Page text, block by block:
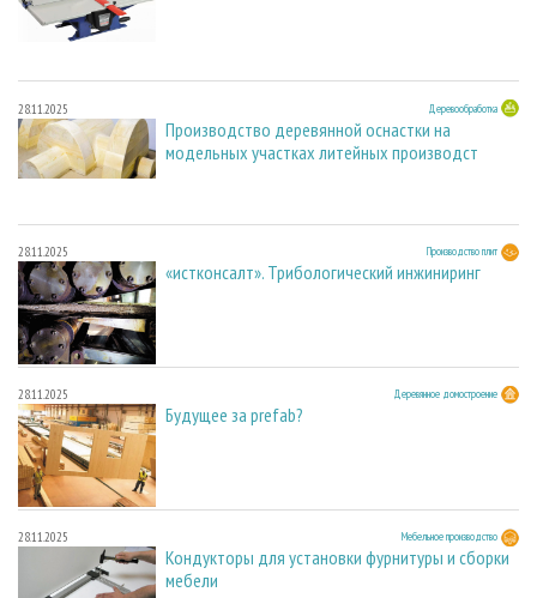
28.11.2025 Деревообработка
Производство деревянной оснастки на
модельных участках литейных производст
28.11.2025 Производство плит
«истконсалт». Трибологический инжиниринг
28.11.2025 Деревянное домостроение
Будущее за prefab?
28.11.2025 Мебельное производство
Кондукторы для установки фурнитуры и сборки
мебели